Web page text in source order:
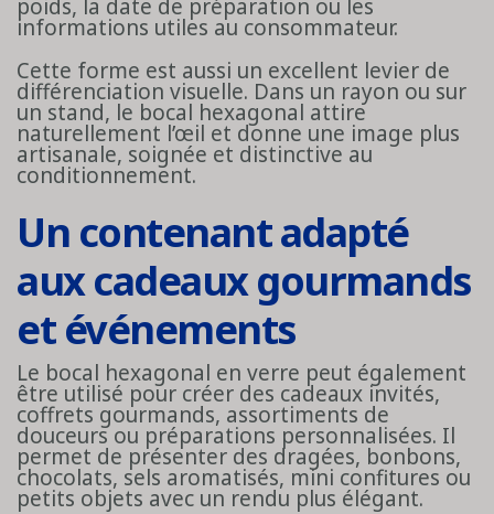
poids, la date de préparation ou les
informations utiles au consommateur.
Cette forme est aussi un excellent levier de
différenciation visuelle. Dans un rayon ou sur
un stand, le bocal hexagonal attire
naturellement l’œil et donne une image plus
artisanale, soignée et distinctive au
conditionnement.
Un contenant adapté
aux cadeaux gourmands
et événements
Le bocal hexagonal en verre peut également
être utilisé pour créer des cadeaux invités,
coffrets gourmands, assortiments de
douceurs ou préparations personnalisées. Il
permet de présenter des dragées, bonbons,
chocolats, sels aromatisés, mini confitures ou
petits objets avec un rendu plus élégant.